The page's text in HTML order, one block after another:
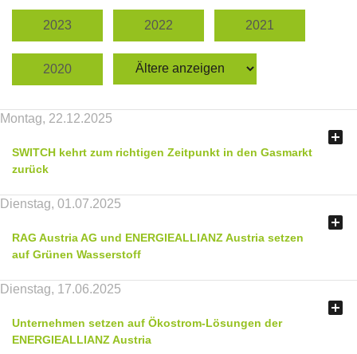
2023 2022 2021
2020
Montag, 22.12.2025
SWITCH kehrt zum richtigen Zeitpunkt in den Gasmarkt
zurück

Dienstag, 01.07.2025
RAG Austria AG und ENERGIEALLIANZ Austria setzen
auf Grünen Wasserstoff

Dienstag, 17.06.2025
Unternehmen setzen auf Ökostrom-Lösungen der
ENERGIEALLIANZ Austria
